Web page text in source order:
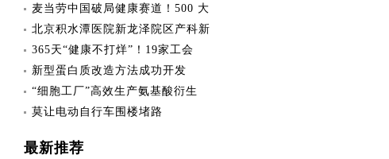
麦当劳中国破局健康赛道！500 大
北京积水潭医院新龙泽院区产科新
365天“健康不打烊”！19家工会
新型蛋白质改造方法成功开发
“细胞工厂”高效生产氨基酸衍生
莫让电动自行车围楼堵路
最新推荐